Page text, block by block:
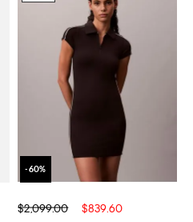
$2,099.00 $839.60